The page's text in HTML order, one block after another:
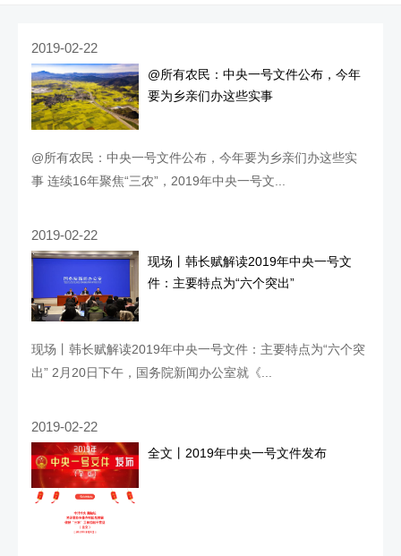
2019-02-22
@所有农民：中央一号文件公布，今年
要为乡亲们办这些实事
@所有农民：中央一号文件公布，今年要为乡亲们办这些实
事 连续16年聚焦“三农”，2019年中央一号文...
2019-02-22
现场丨韩长赋解读2019年中央一号文
件：主要特点为“六个突出”
现场丨韩长赋解读2019年中央一号文件：主要特点为“六个突
出” 2月20日下午，国务院新闻办公室就《...
2019-02-22
全文丨2019年中央一号文件发布